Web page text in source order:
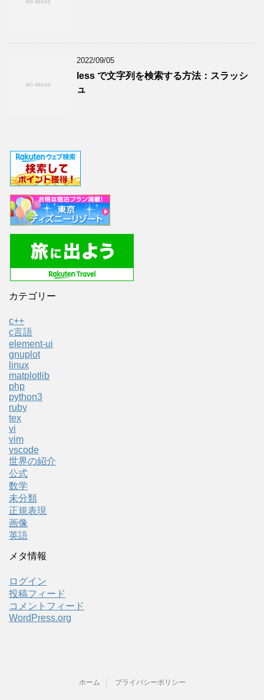
2022/09/05
less で文字列を検索する方法：スラッシ
ュ
カテゴリー
c++
c言語
element-ui
gnuplot
linux
matplotlib
php
python3
ruby
tex
vi
vim
vscode
世界の紹介
公式
数学
未分類
正規表現
画像
英語
メタ情報
ログイン
投稿フィード
コメントフィード
WordPress.org
ホーム プライバシーポリシー